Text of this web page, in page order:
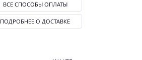
ВСЕ СПОСОБЫ ОПЛАТЫ
ПОДРОБНЕЕ О ДОСТАВКЕ